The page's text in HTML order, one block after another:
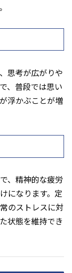
思考が広がりや
、普段では思い
浮かぶことが増
、精神的な疲労
になります。定
のストレスに対
状態を維持でき